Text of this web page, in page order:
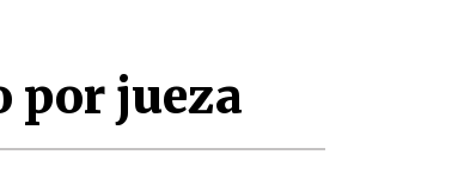
por jueza